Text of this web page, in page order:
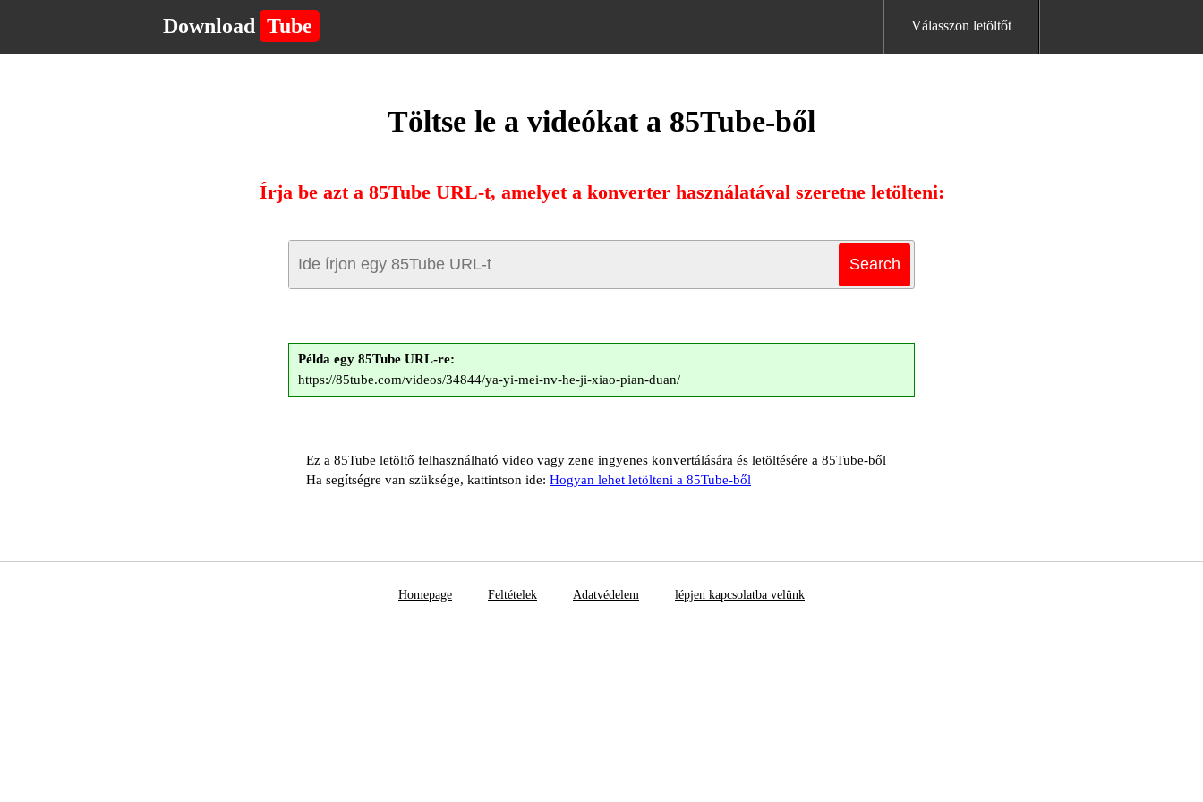
Download Tube Válasszon letöltőt
Töltse le a videókat a 85Tube-ből
Írja be azt a 85Tube URL-t, amelyet a konverter használatával szeretne letölteni:
Példa egy 85Tube URL-re:
https://85tube.com/videos/34844/ya-yi-mei-nv-he-ji-xiao-pian-duan/
Ez a 85Tube letöltő felhasználható video vagy zene ingyenes konvertálására és letöltésére a 85Tube-ből
Ha segítségre van szüksége, kattintson ide: Hogyan lehet letölteni a 85Tube-ből
Homepage Feltételek Adatvédelem lépjen kapcsolatba velünk